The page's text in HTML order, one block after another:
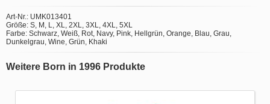
Art-Nr.: UMK013401
Größe: S, M, L, XL, 2XL, 3XL, 4XL, 5XL
Farbe: Schwarz, Weiß, Rot, Navy, Pink, Hellgrün, Orange, Blau, Grau,
Dunkelgrau, Wine, Grün, Khaki
Weitere Born in 1996 Produkte